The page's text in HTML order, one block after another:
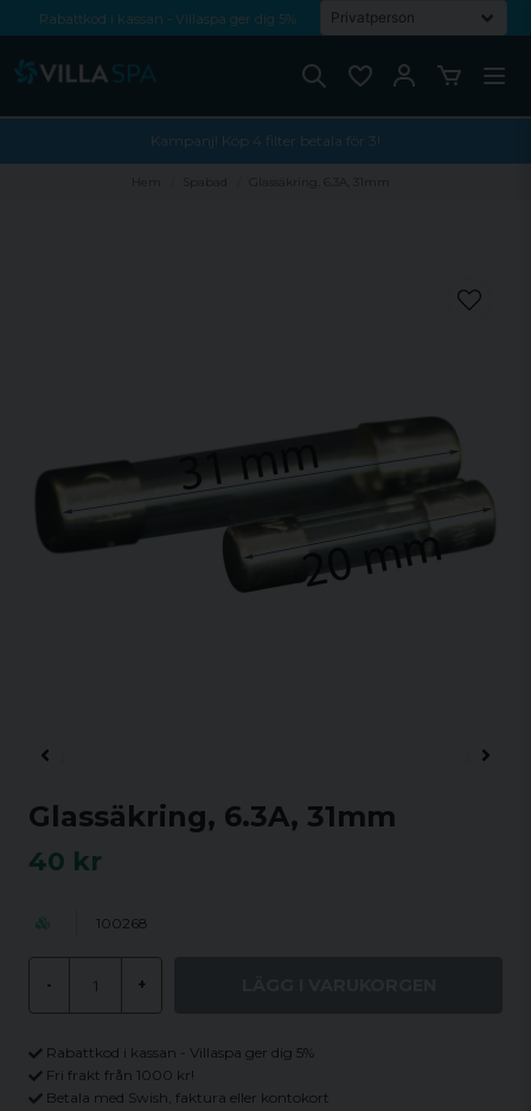
Rabattkod i kassan - Villaspa ger dig 5%
Kampanj! Köp 4 filter betala för 3!
Hem Spabad Glassäkring, 6.3A, 31mm
Glassäkring, 6.3A, 31mm
40 kr
100268
- +
Rabattkod i kassan - Villaspa ger dig 5%
Fri frakt från 1000 kr!
Betala med Swish, faktura eller kontokort